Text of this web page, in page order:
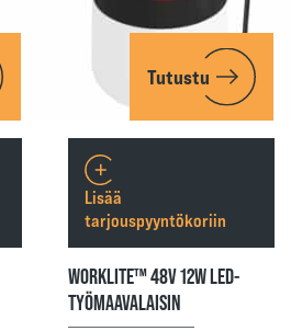
Tutustu
WORKLITE™ 48V 12W LED-
TYÖMAAVALAISIN
Lisää
tarjouspyyntökoriin